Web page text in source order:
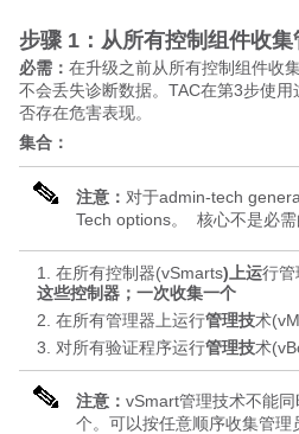
步骤 1：从所有控制组件收
必需： 在升级之前从所有控制组件收
不会丢失诊断数据。TAC在第3步使
否存在危害表现。
集合：
注意： 对于admin-tech
Tech options。 核心不是必需
在所有控制器(vSmarts)上运行
这些控制器； 一次收集一个
在所有管理器上运行管理技术
对所有验证程序运行管理技术
注意： vSmart管理技术不能
个。可以按任意顺序收集管理